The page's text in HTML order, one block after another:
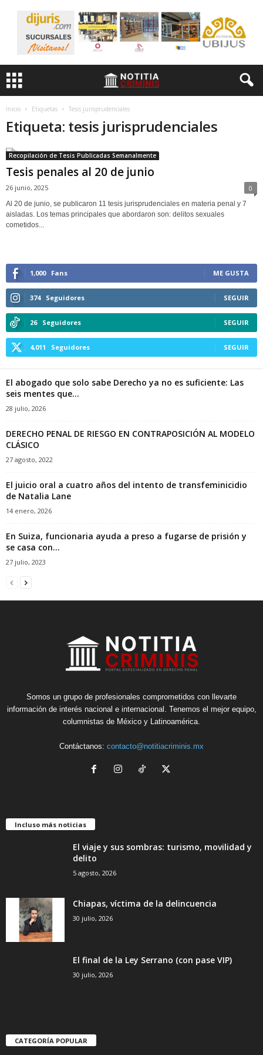
Inicio Etiquetas Tesis jurisprudenciales
Etiqueta: tesis jurisprudenciales
Recopilación de Tesis Publicadas Semanalmente
Tesis penales al 20 de junio
26 junio, 2025 0
Al 20 de junio, se publicaron 11 tesis jurisprudenciales en materia penal y 7
aisladas. Los temas principales que abordaron son: delitos sexuales
cometidos...
1,000 Fans ME GUSTA
374 Seguidores SEGUIR
26 Seguidores SEGUIR
4,011 Seguidores SEGUIR
El abogado que solo sabe Derecho ya no es suficiente: Las
seis mentes que...
28 julio, 2026
DERECHO PENAL DE RIESGO EN CONTRAPOSICIÓN AL MODELO
CLÁSICO
27 agosto, 2022
El juicio oral a cuatro años del intento de transfeminicidio
de Natalia Lane
14 enero, 2026
En Suiza, funcionaria ayuda a preso a fugarse de prisión y
se casa con...
27 julio, 2023
Somos un grupo de profesionales comprometidos con llevarte
información de interés nacional e internacional. Tenemos el mejor equipo,
columnistas de México y Latinoamérica.
Contáctanos: contacto@notitiacriminis.mx
Incluso más noticias
El viaje y sus sombras: turismo, movilidad y
delito
5 agosto, 2026
Chiapas, víctima de la delincuencia
30 julio, 2026
El final de la Ley Serrano (con pase VIP)
30 julio, 2026
CATEGORÍA POPULAR